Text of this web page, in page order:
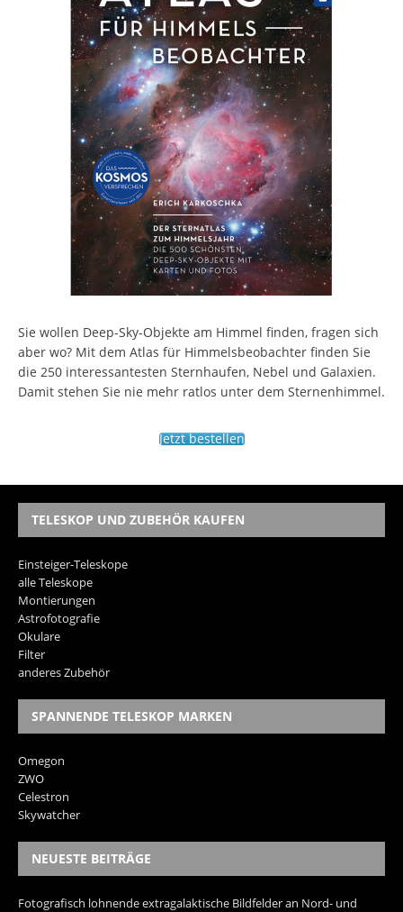
Sie wollen Deep-Sky-Objekte am Himmel finden, fragen sich
aber wo? Mit dem Atlas für Himmelsbeobachter finden Sie
die 250 interessantesten Sternhaufen, Nebel und Galaxien.
Damit stehen Sie nie mehr ratlos unter dem Sternenhimmel.
Jetzt bestellen
TELESKOP UND ZUBEHÖR KAUFEN
Einsteiger-Teleskope
alle Teleskope
Montierungen
Astrofotografie
Okulare
Filter
anderes Zubehör
SPANNENDE TELESKOP MARKEN
Omegon
ZWO
Celestron
Skywatcher
NEUESTE BEITRÄGE
Fotografisch lohnende extragalaktische Bildfelder an Nord- und